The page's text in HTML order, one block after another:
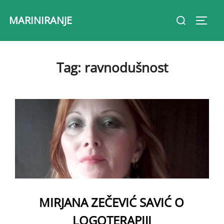
MARINIRANJE
Search
Tag: ravnodušnost
MIRJANA ZEČEVIĆ SAVIĆ O
LOGOTERAPIJI